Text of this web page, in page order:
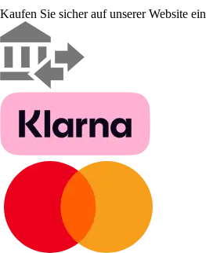
Kaufen Sie sicher auf unserer Website ein